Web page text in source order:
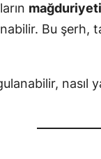
Bu şerh,
nasıl